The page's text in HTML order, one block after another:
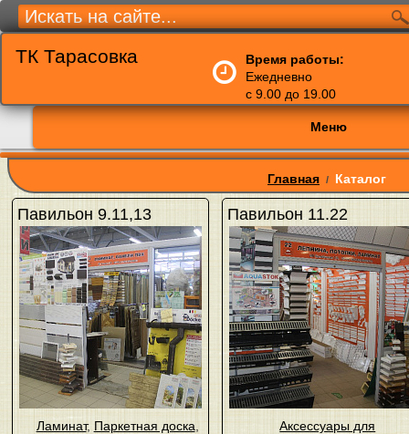
ТК Тарасовка
Время работы:
Ежедневно
с 9.00 до 19.00
Меню
Главная / Каталог
Павильон 9.11,13
Ламинат, Паркетная доска
Павильон 11.22
Аксессуары для